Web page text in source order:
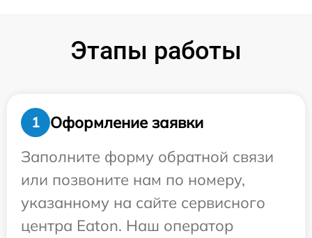
Этапы работы
1
Оформление заявки
Заполните форму обратной связи
или позвоните нам по номеру,
указанному на сайте сервисного
центра Eaton. Наш оператор